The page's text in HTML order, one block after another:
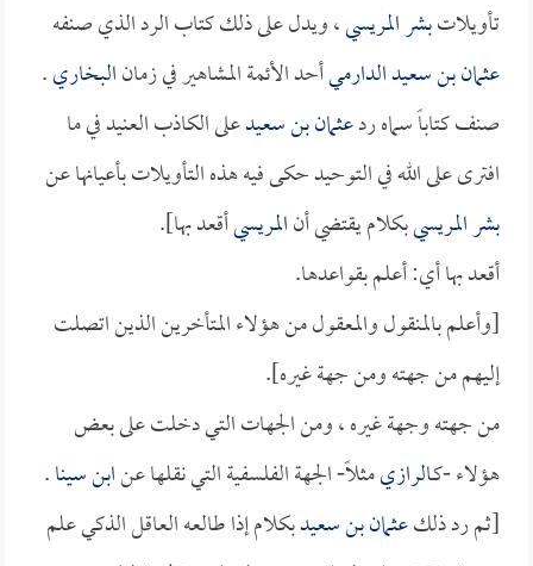
تأويلاتبشر المريسي، ويدل على ذلك كتاب الرد الذي صنفه
عثمان بن سعيد الدارميأحد الأئمة المشاهير في زمانالبخاري.
صنف كتاباً سماه ردعثمان بن سعيدعلى الكاذب العنيد في ما
افترى على الله في التوحيد حكى فيه هذه التأويلات بأعيانها عن
بشر المريسيبكلام يقتضي أنالمريسيأقعد بها].
أقعد بها أي: أعلم بقواعدها.
[وأعلم بالمنقول والمعقول من هؤلاء المتأخرين الذين اتصلت
إليهم من جهته ومن جهة غيره].
من جهته وجهة غيره ، ومن الجهات التي دخلت على بعض
هؤلاء -كـالرازيمثلاً- الجهة الفلسفية التي نقلها عنابن سينا.
[ثم رد ذلكعثمان بن سعيدبكلام إذا طالعه العاقل الذكي علم